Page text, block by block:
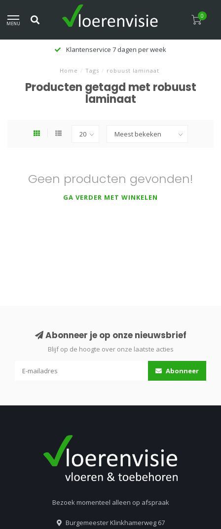
MENU
0
Klantenservice 7 dagen per week
Home / Tags / robuust laminaat
Producten getagd met robuust
laminaat
Geen producten gevonden!
GA VERDER MET WINKELEN
Abonneer je op onze nieuwsbrief
Blijf op de hoogte over onze laatste acties
Abonneer
Bezoek momenteel alleen op afspraak
Burgemeester Klinkhamerweg 67